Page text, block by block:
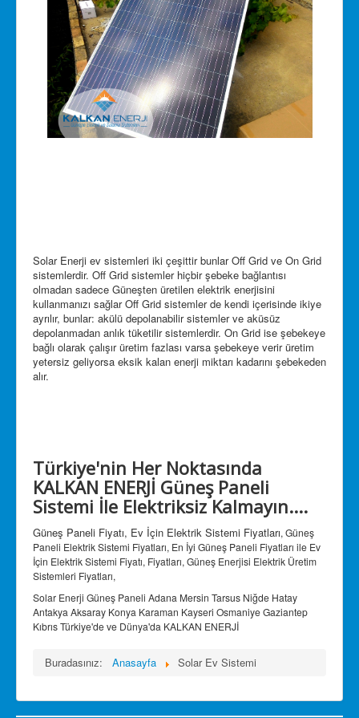
Solar Enerji ev sistemleri iki çeşittir bunlar Off Grid ve On Grid
sistemlerdir. Off Grid sistemler hiçbir şebeke bağlantısı
olmadan sadece Güneşten üretilen elektrik enerjisini
kullanmanızı sağlar Off Grid sistemler de kendi içerisinde ikiye
ayrılır, bunlar: akülü depolanabilir sistemler ve aküsüz
depolanmadan anlık tüketilir sistemlerdir. On Grid ise şebekeye
bağlı olarak çalışır üretim fazlası varsa şebekeye verir üretim
yetersiz geliyorsa eksik kalan enerji miktarı kadarını şebekeden
alır.
Türkiye'nin Her Noktasında
KALKAN ENERJİ Güneş Paneli
Sistemi İle Elektriksiz Kalmayın....
Güneş Paneli Fiyatı, Ev İçin Elektrik Sistemi Fiyatları, Güneş
Paneli Elektrik Sistemi Fiyatları, En İyi Güneş Paneli Fiyatları ile Ev
İçin Elektrik Sistemi Fiyatı, Fiyatları, Güneş Enerjisi Elektrik Üretim
Sistemleri Fiyatları,
Solar Enerji Güneş Paneli Adana Mersin Tarsus Niğde Hatay
Antakya Aksaray Konya Karaman Kayseri Osmaniye Gaziantep
Kıbrıs Türkiye'de ve Dünya'da KALKAN ENERJİ
Buradasınız: Anasayfa Solar Ev Sistemi